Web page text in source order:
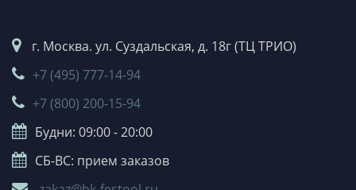
г. Москва. ул. Суздальская, д. 18г (ТЦ ТРИО)
+7 (495) 777-14-94
+7 (800) 200-15-94
Будни: 09:00 - 20:00
СБ-ВС: прием заказов